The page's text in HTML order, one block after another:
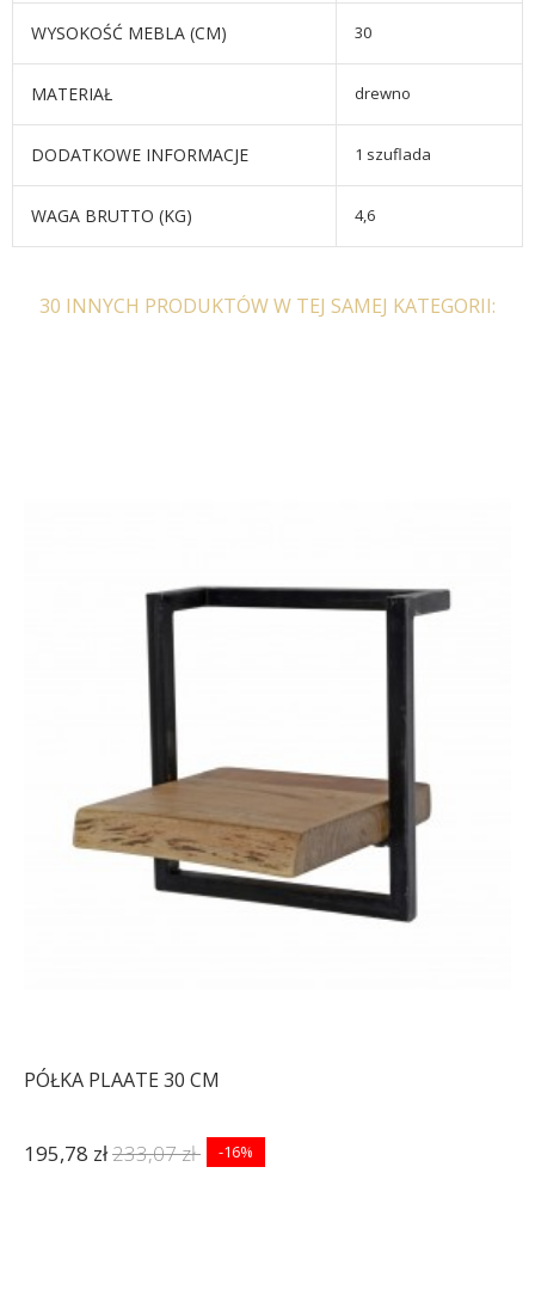
WYSOKOŚĆ MEBLA (CM) 30
MATERIAŁ drewno
DODATKOWE INFORMACJE 1 szuflada
WAGA BRUTTO (KG) 4,6
SZAFKA ŚCIENNA ENES
437,50 zł
-16%
30 INNYCH PRODUKTÓW W TEJ SAMEJ KATEGORII:
PÓŁKA PLAATE 30 CM
195,78 zł233,07 zł -16%